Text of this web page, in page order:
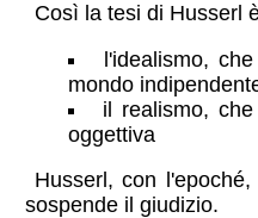
Così la tesi di Husserl
l'idealismo,
mondo
il realismo,
oggettiva
Husserl, con
sospende il giudizio.